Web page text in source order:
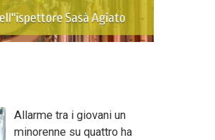
Allarme tra i giovani un
minorenne su quattro ha